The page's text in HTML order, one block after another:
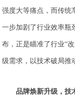
强度大等痛点，而传统
一步加剧了行业效率瓶
布，正是瞄准了行业“
级需求，以技术破局推
品牌焕新升级，技